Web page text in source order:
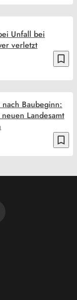
bookmark_border
Unfall bei
verletzt
bookmark_border
Baubeginn:
Landesamt